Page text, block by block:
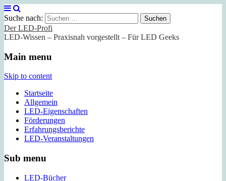
Suche nach:
Der LED-Profi
LED-Wissen – Praxisnah vorgestellt – Für LED Geeks
Main menu
Skip to content
Startseite
Allgemein
LED-Eigenschaften
Förderungen
Erfahrungsberichte
LED-Veranstaltungen
Sub menu
LED-Bücher